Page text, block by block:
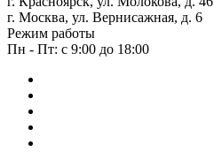
г. Москва, ул. Вернисажная, д. 6
Режим работы
Пн - Пт: с 9:00 до 18:00